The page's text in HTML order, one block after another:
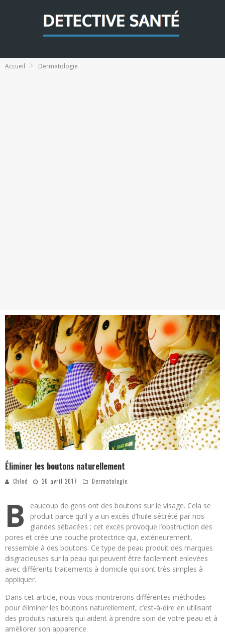
Accueil Dermatologie
Éliminer les boutons naturellement
Chloé 20 avril 2017 Dermatologie
B
eaucoup de gens ont des boutons sur le visage. Cela se
produit parce qu’il y a un excès d’huile sécrété par nos
glandes sébacées ; cet excès provoque l’obstruction des
pores et crée une couche protectrice qui, extérieurement,
ressemble à des boutons. Ce type de peau produit des marques
disgracieuses sur la peau qui peuvent être facilement enlevées
avec différents traitements à domicile qui sont très simples à
appliquer.
Dans cet article, nous vous montrerons différentes méthodes
pour éliminer les boutons naturellement, c’est-à-dire en utilisant
des produits naturels qui aident à prendre soin de votre peau et à
améliorer son apparence.